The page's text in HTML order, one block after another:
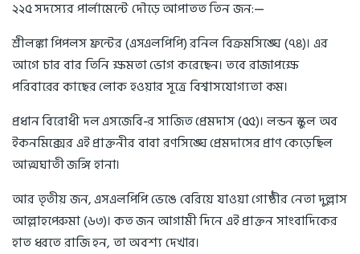
২২৫ সদস্যের পার্লামেন্টে দৌড়ে আপাতত তিন জন:—
শ্রীলঙ্কা পিপলস ফ্রন্টের (এসএলপিপি) রনিল বিক্রমসিঙ্ঘে (৭৪)। এর
আগে চার বার তিনি ক্ষমতা ভোগ করেছেন। তবে রাজাপক্ষে
পরিবারের কাছের লোক হওয়ার সূত্রে বিশ্বাসযোগ্যতা কম।
প্রধান বিরোধী দল এসজেবি-র সাজিত প্রেমদাস (৫৫)। লন্ডন স্কুল অব
ইকনমিক্সের এই প্রাক্তনীর বাবা রণসিঙ্ঘে প্রেমদাসের প্রাণ কেড়েছিল
আত্মঘাতী জঙ্গি হানা।
আর তৃতীয় জন, এসএলপিপি ভেঙে বেরিয়ে যাওয়া গোষ্ঠীর নেতা দুল্লাস
আল্লাহপেরুমা (৬৩)। কত জন আগামী দিনে এই প্রাক্তন সাংবাদিকের
হাত ধরতে রাজি হন, তা অবশ্য দেখার।